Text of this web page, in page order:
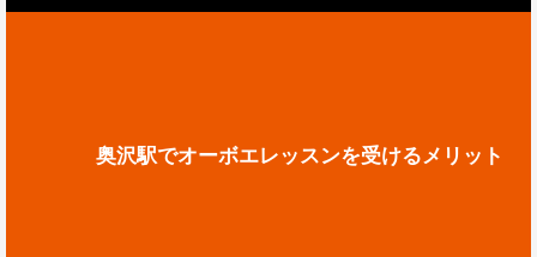
奥沢駅でオーボエレッスンを受けるメリット